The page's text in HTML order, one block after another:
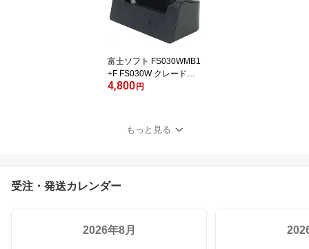
富士ソフト FS030WMB1
+F FS030W クレードル
SIMフリー モバイルルー
bps 最大通信可能時間20
時間と超ロング 日本語
4,800 円
もっと見る
受注・発送カレンダー
2026年8月